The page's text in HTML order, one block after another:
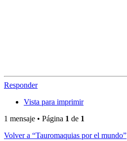
Responder
Vista para imprimir
1 mensaje • Página 1 de 1
Volver a “Tauromaquias por el mundo”